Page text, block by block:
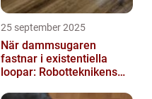
25 september 2025
När dammsugaren
fastnar i existentiella
loopar: Robotteknikens